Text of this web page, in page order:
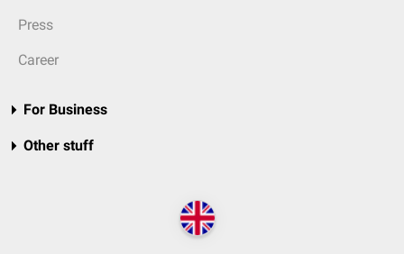
Press
Career
For Business
Other stuff